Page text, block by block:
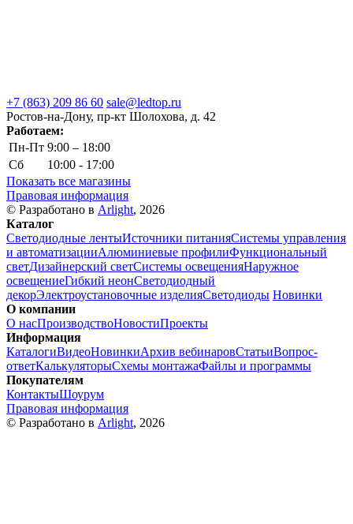
+7 (863) 209 86 60 sale@ledtop.ru
Ростов-на-Дону, пр-кт Шолохова, д. 42
Работаем:
Пн-Пт 9:00 – 18:00
Сб
10:00 - 17:00
Показать все магазины
Правовая информация
© Разработано в Arlight, 2026
Каталог
Светодиодные лентыИсточники питанияСистемы управления
и автоматизацииАлюминиевые профилиФункциональный
светДизайнерский светСистемы освещенияНаружное
освещениеГибкий неонСветодиодный
декорЭлектроустановочные изделияСветодиоды Новинки
О компании
О насПроизводствоНовостиПроекты
Информация
КаталогиВидеоНовинкиАрхив вебинаровСтатьиВопрос-
ответКалькуляторыСхемы монтажаФайлы и программы
Покупателям
КонтактыШоурум
Правовая информация
© Разработано в Arlight, 2026